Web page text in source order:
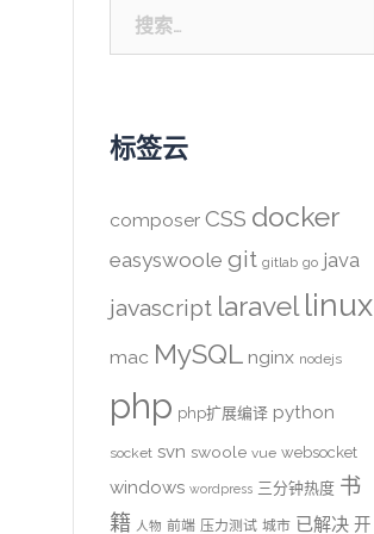
索：
标签云
composer CSS docker
easyswoole git gitlab go java
javascript laravel linux
mac MySQL nginx nodejs
php php扩展编译 python
socket svn swoole vue websocket
windows wordpress 三分钟热度 书
籍 人物 前端 压力测试 城市 已解决 开